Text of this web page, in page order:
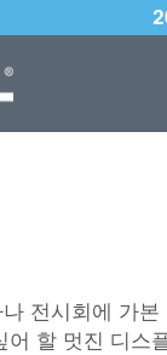
전시회에 가
할 멋진 디스